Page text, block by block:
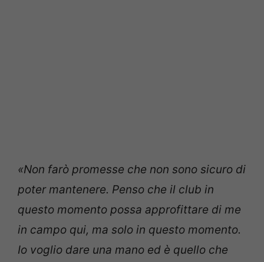
«Non farò promesse che non sono sicuro di
poter mantenere. Penso che il club in
questo momento possa approfittare di me
in campo qui, ma solo in questo momento.
Io voglio dare una mano ed è quello che